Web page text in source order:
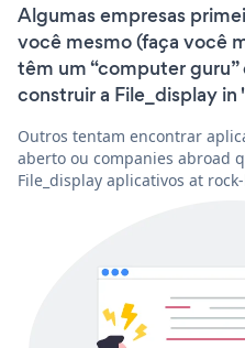
Algumas empresas
você mesmo (faça você
têm um “computer
construir a File_display in
Outros tentam encontrar
aberto ou companies abroad
File_display aplicativos at